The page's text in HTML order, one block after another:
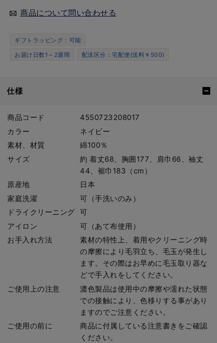
商品について問い合わせる
ギフトラッピング：可能
お届け日数1～2週間
配送区分：宅配便(送料￥500)
仕様
商品コード
4550723208017
カラー
ネイビー
素材、材質
綿100％
サイズ
約 着丈68、胸囲177、肩巾66、袖丈
44、裾巾183（cm）
原産地
日本
家庭洗濯
可（手洗いのみ）
ドライクリーニング
可
アイロン
可（あて布使用）
お手入れ方法
素材の特性上、着用やクリーニング時
の摩擦により毛羽立ち、毛玉が発生し
ます。その際はお早めに毛玉取り器な
どで手入れをしてください。
ご使用上の注意
濃色製品は使用中の摩擦や濡れた状態
での接触により、色移りする事があり
ますのでご注意ください。
ご使用の前に
商品に付属している注意書きをご確認
ください。